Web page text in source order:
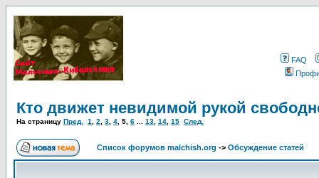
FAQ
Кто движет невидимой рукой
На страницу Пред. 1 2 3 4 5 6 13 14 15 След.
Список форумов malchish.org -> Обсуждение статей